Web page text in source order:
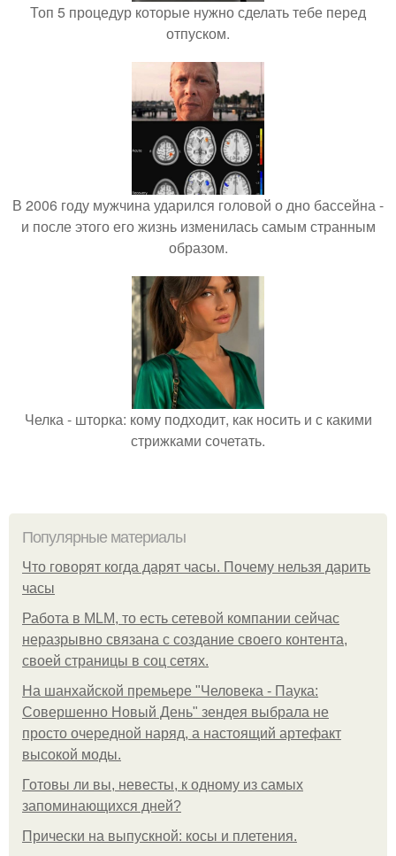
Топ 5 процедур которые нужно сделать тебе перед
отпуском.
В 2006 году мужчина ударился головой о дно бассейна -
и после этого его жизнь изменилась самым странным
образом.
Челка - шторка: кому подходит, как носить и с какими
стрижками сочетать.
Популярные материалы
Что говорят когда дарят часы. Почему нельзя дарить
часы
Работа в MLM, то есть сетевой компании сейчас
неразрывно связана с создание своего контента,
своей страницы в соц сетях.
На шанхайской премьере "Человека - Паука:
Совершенно Новый День" зендея выбрала не
просто очередной наряд, а настоящий артефакт
высокой моды.
Готовы ли вы, невесты, к одному из самых
запоминающихся дней?
Прически на выпускной: косы и плетения.